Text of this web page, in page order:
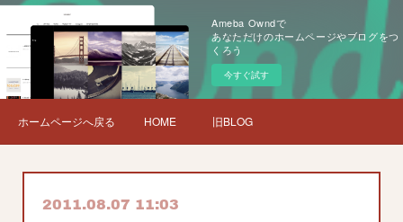
Ameba Owndで
あなただけのホームページやブログをつ
くろう
今すぐ試す
ホームページへ戻る HOME 旧BLOG
2011.08.07 11:03